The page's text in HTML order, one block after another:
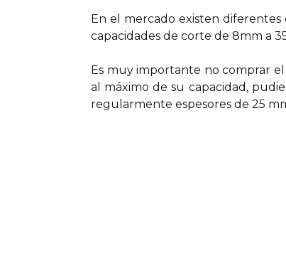
En el mercado existen
capacidades de corte de 8mm a
Es muy importante no comprar
al máximo de su capacidad,
regularmente espesores de 25